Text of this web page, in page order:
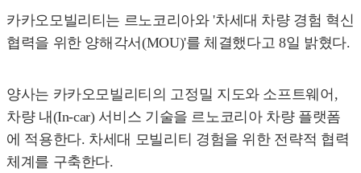
카카오모빌리티는 르노코리아와 '차세대 차량 경험 혁신
협력을 위한 양해각서(MOU)'를 체결했다고 8일 밝혔다.
양사는 카카오모빌리티의 고정밀 지도와 소프트웨어,
차량 내(In-car) 서비스 기술을 르노코리아 차량 플랫폼
에 적용한다. 차세대 모빌리티 경험을 위한 전략적 협력
체계를 구축한다.